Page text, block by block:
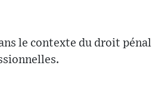
le contexte du droit